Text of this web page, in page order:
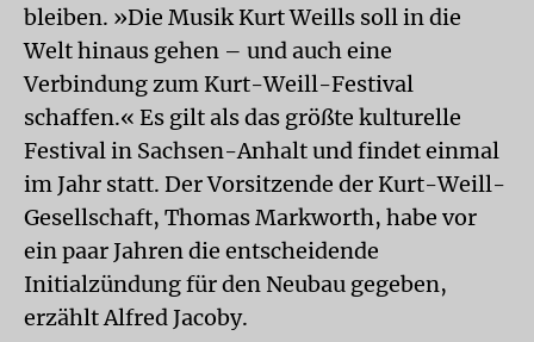
bleiben. »Die Musik Kurt Weills soll in die
Welt hinaus gehen – und auch eine
Verbindung zum Kurt-Weill-Festival
schaffen.« Es gilt als das größte kulturelle
Festival in Sachsen-Anhalt und findet einmal
im Jahr statt. Der Vorsitzende der Kurt-Weill-
Gesellschaft, Thomas Markworth, habe vor
ein paar Jahren die entscheidende
Initialzündung für den Neubau gegeben,
erzählt Alfred Jacoby.